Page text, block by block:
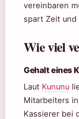
vereinbaren
spart Zeit
Wie viel
Gehalt eines
Laut Kununu
Mitarbeiters
Kassierer bei